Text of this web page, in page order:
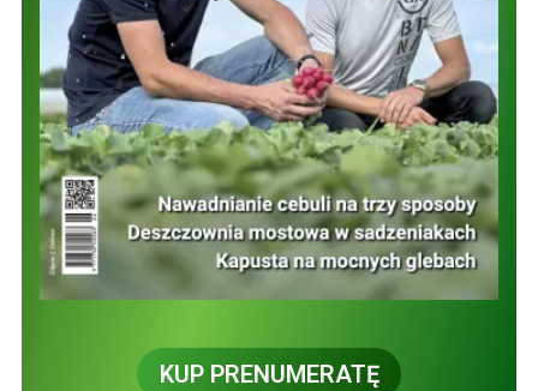
KUP PRENUMERATĘ